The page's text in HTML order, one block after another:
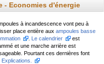
- Economies d'énergie
à incandescence vont peu à
place entière aux ampoules basse
. Le calendrier
est
et une marche arrière est
Pourtant ces dernières font
Explications.